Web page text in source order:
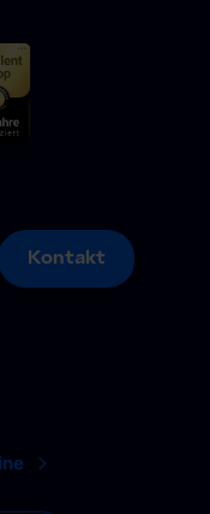
Kontakt
Kontakt